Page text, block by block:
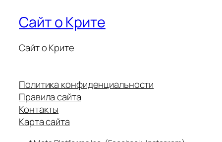
Сайт о Крите
Сайт о Крите
Политика конфиденциальности
Правила сайта
Контакты
Карта сайта